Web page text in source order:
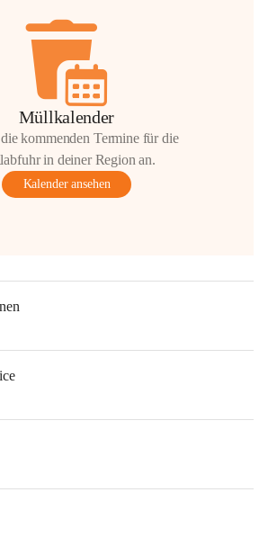
Müllkalender
kommenden Termine für die
in deiner Region an.
Kalender ansehen